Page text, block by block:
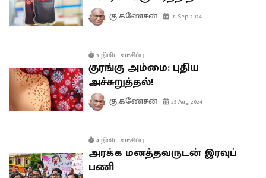
கு.கணேசன் 01 Sep 2024
5 நிமிட வாசிப்பு
குரங்கு அம்மை: புதிய
அச்சுறுத்தல்!
கு.கணேசன் 25 Aug 2024
4 நிமிட வாசிப்பு
அரக்க மனத்தவருடன் இரவுப்
பணி